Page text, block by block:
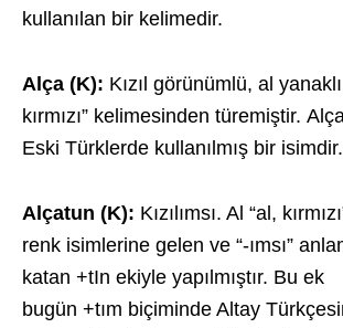
kullanılan bir kelimedir.
Alça (K): Kızıl görünümlü, al
kırmızı” kelimesinden türemiştir.
Eski Türklerde kullanılmış bir isimdir.
Alçatun (K): Kızılımsı. Al “al,
renk isimlerine gelen ve “-ımsı”
katan +tIn ekiyle yapılmıştır. Bu ek
bugün +tım biçiminde Altay